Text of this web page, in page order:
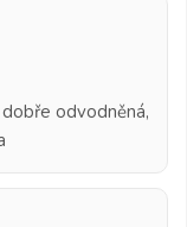
odvodněná,